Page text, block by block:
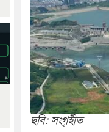
ছবি: সংগৃহীত